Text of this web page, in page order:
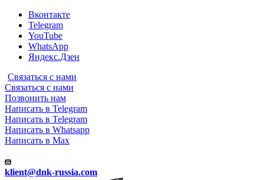
Вконтакте
Telegram
YouTube
WhatsApp
Яндекс.Дзен
Связаться с нами
Связаться с нами
Позвонить нам
Написать в Telegram
Написать в Telegram
Написать в Whatsapp
Написать в Max
klient@dnk-russia.com